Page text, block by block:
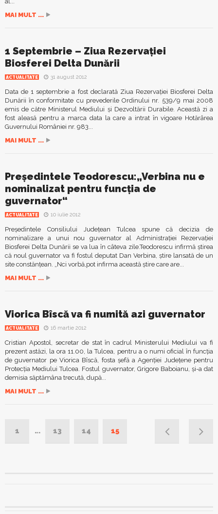
MAI MULT ...
1 Septembrie – Ziua Rezervaţiei
Biosferei Delta Dunării
ACTUALITATE 31 august 2012
Data de 1 septembrie a fost declarată Ziua Rezervaţiei Biosferei Delta
Dunării în conformitate cu prevederile Ordinului nr. 539/9 mai 2008
emis de către Ministerul Mediului şi Dezvoltării Durabile. Această zi a
fost aleasă pentru a marca data la care a intrat în vigoare Hotărârea
Guvernului României nr. 983...
MAI MULT ...
Președintele Teodorescu:„Verbina nu e
nominalizat pentru funcția de
guvernator“
ACTUALITATE 10 iulie 2012
Președintele Consiliului Județean Tulcea spune că decizia de
nominalizare a unui nou guvernator al Administrației Rezervației
Biosferei Delta Dunării se va lua în câteva zile.Teodorescu infirmă știrea
că noul guvernator va fi fostul deputat Dan Verbina, știre lansată de un
site constănțean. „Nci vorbă,pot infirma această știre care are...
MAI MULT ...
Viorica Bîscă va fi numită azi guvernator
ACTUALITATE 16 martie 2012
Cristian Apostol, secretar de stat în cadrul Ministerului Mediului va fi
prezent astăzi, la ora 11.00, la Tulcea, pentru a o numi oficial în funcţia
de guvernator pe Viorica Bîscă, fosta şefă a Agenţiei Judeţene pentru
Protecţia Mediului Tulcea. Fostul guvernator, Grigore Baboianu, şi-a dat
demisia săptămâna trecută, după...
MAI MULT ...
1 … 13 14 15